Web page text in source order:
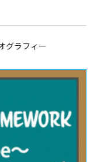
グラフィー